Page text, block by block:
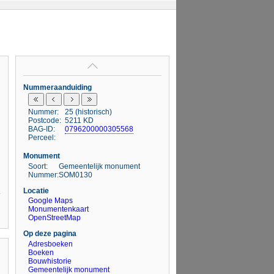
Nummeraanduiding
Nummer:
25 (historisch)
Postcode: 5211 KD
BAG-ID:
0796200000305568
Perceel:
Monument
Soort:
Gemeentelijk monument
Nummer:SOM0130
Locatie
Google Maps
Monumentenkaart
OpenStreetMap
Op deze pagina
Adresboeken
Boeken
Bouwhistorie
Gemeentelijk monument